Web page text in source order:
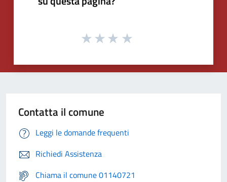
Contatta il comune
Leggi le domande frequenti
Richiedi Assistenza
Chiama il comune 01140721